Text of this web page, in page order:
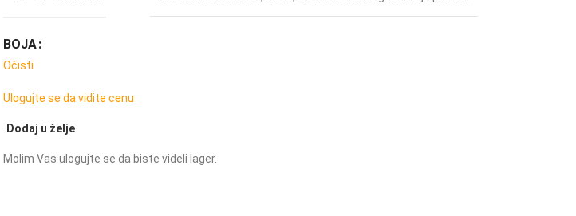
BOJA
Očisti
Ulogujte se da vidite cenu
Dodaj u želje
Molim Vas ulogujte se da biste videli lager.